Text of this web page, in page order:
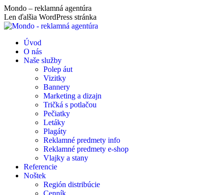
Skip
to
content
Mondo – reklamná agentúra
Len ďalšia WordPress stránka
Úvod
O nás
Naše služby
Polep áut
Vizitky
Bannery
Marketing a dizajn
Tričká s potlačou
Pečiatky
Letáky
Plagáty
Reklamné predmety info
Reklamné predmety e-shop
Vlajky a stany
Referencie
Noštek
Región distribúcie
Cenník